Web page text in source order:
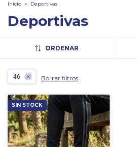
Inicio > Deportivas
Deportivas
ORDENAR
46 Borrar filtros
SIN STOCK